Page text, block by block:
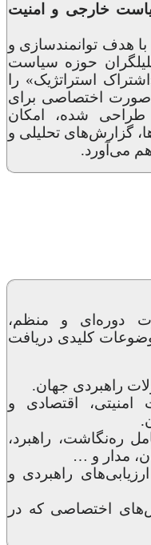
خارجی و امنیت
با هدف توانمندسازی و
حوزه سیاست
استراتژیک» را
اختصاصی برای
طراحی شده، امکان
گزارش‌های تحلیلی و
می‌آورد.
دوره‌ای و منظم،
کلیدی دریافت
راهبردی جهان.
امنیتی، اقتصادی و
ره‌نگاشت، راهبرد،
مدار و …
راهبردی و
اختصاصی که در